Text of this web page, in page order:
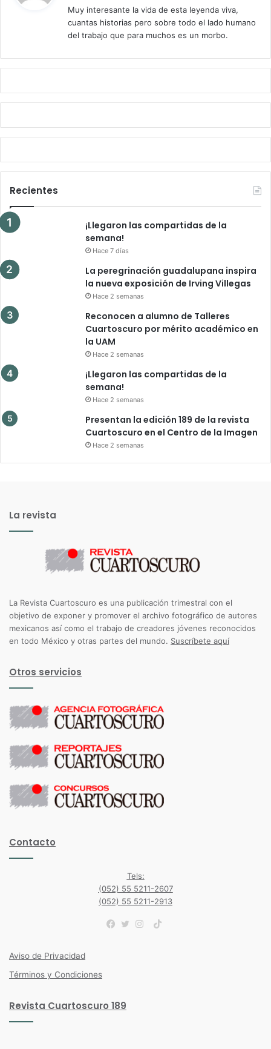
e
:
Muy interesante la vida de esta leyenda viva,
cuantas historias pero sobre todo el lado humano
del trabajo que para muchos es un morbo.
Recientes
¡Llegaron las compartidas de la
semana!
Hace 7 días
La peregrinación guadalupana inspira
la nueva exposición de Irving Villegas
Hace 2 semanas
Reconocen a alumno de Talleres
Cuartoscuro por mérito académico en
la UAM
Hace 2 semanas
¡Llegaron las compartidas de la
semana!
Hace 2 semanas
Presentan la edición 189 de la revista
Cuartoscuro en el Centro de la Imagen
Hace 2 semanas
La revista
La Revista Cuartoscuro es una publicación trimestral con el
objetivo de exponer y promover el archivo fotográfico de autores
mexicanos así como el trabajo de creadores jóvenes reconocidos
en todo México y otras partes del mundo. Suscríbete aquí
Otros servicios
Contacto
Tels:
(052) 55 5211-2607
(052) 55 5211-2913
TikTok
Aviso de Privacidad
Términos y Condiciones
Revista Cuartoscuro 189